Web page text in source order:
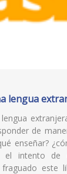
lengua
de
enseñar?
el intento de
este